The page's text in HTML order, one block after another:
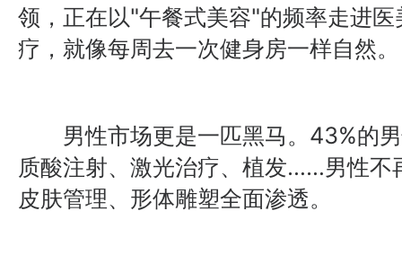
领，正在以"午餐式美容"的频率走进
疗，就像每周去一次健身房一样自然。
男性市场更是一匹黑马。43%的男
质酸注射、激光治疗、植发……男性不
皮肤管理、形体雕塑全面渗透。